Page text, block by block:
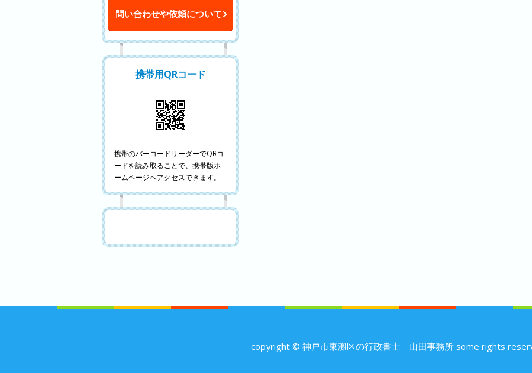
問い合わせや依頼について
携帯用QRコード
携帯のバーコードリーダーでQRコ
ードを読み取ることで、携帯版ホ
ームページへアクセスできます。
copyright © 神戸市東灘区の行政書士 山田事務所 some rights